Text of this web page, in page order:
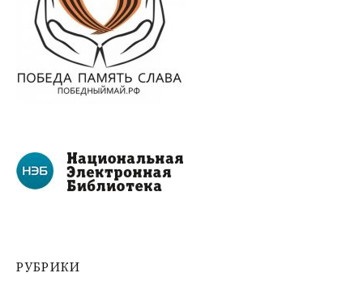
РУБРИКИ